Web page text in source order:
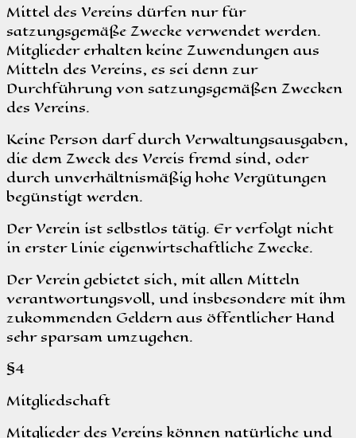
Mittel des Vereins dürfen nur für
satzungsgemäße Zwecke verwendet werden.
Mitglieder erhalten keine Zuwendungen aus
Mitteln des Vereins, es sei denn zur
Durchführung von satzungsgemäßen Zwecken
des Vereins.
Keine Person darf durch Verwaltungsausgaben,
die dem Zweck des Vereis fremd sind, oder
durch unverhältnismäßig hohe Vergütungen
begünstigt werden.
Der Verein ist selbstlos tätig. Er verfolgt nicht
in erster Linie eigenwirtschaftliche Zwecke.
Der Verein gebietet sich, mit allen Mitteln
verantwortungsvoll, und insbesondere mit ihm
zukommenden Geldern aus öffentlicher Hand
sehr sparsam umzugehen.
§4
Mitgliedschaft
Mitglieder des Vereins können natürliche und